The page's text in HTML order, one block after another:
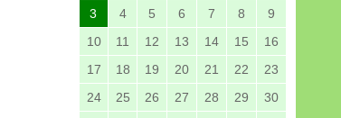
3
4 5 6 7 8
9
10
11 12 13 14 15
16
17
18 19 20 21 22
23
24
25 26 27 28 29
30